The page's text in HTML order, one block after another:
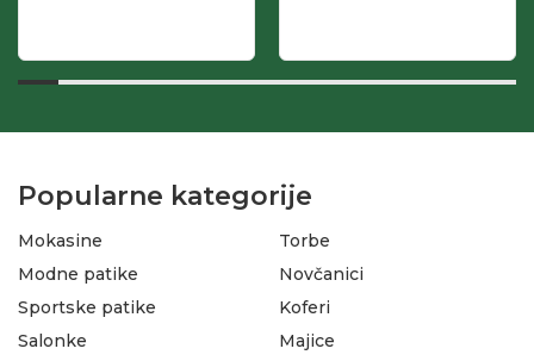
Popularne kategorije
Mokasine
Modne patike
Sportske patike
Salonke
Torbe
Novčanici
Koferi
Majice